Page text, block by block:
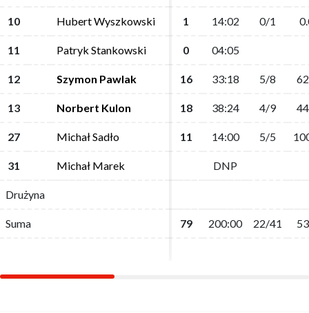
10 Hubert Wyszkowski 1 14:02 0/1
11 Patryk Stankowski 0 04:05
12 Szymon Pawlak 16 33:18 5/8
13 Norbert Kulon 18 38:24 4/9
27 Michał Sadło 11 14:00 5/5
31 Michał Marek DNP
Drużyna
Suma 79 200:00 22/41
10 Hubert Wyszkowski 1 14:02 0/1
11 Patryk Stankowski 0 04:05
12 Szymon Pawlak 16 33:18 5/8
13 Norbert Kulon 18 38:24 4/9
27 Michał Sadło 11 14:00 5/5
31 Michał Marek DNP
Drużyna
Suma 79 200:00 22/41